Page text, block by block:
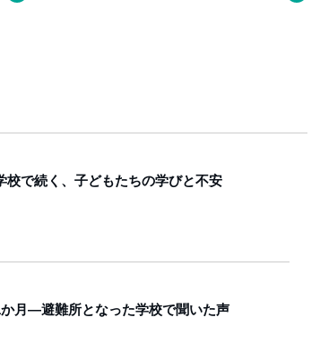
校で続く、子どもたちの学びと不安
月―避難所となった学校で聞いた声